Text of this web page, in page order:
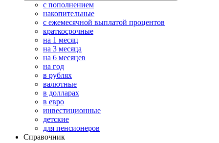
с пополнением
накопительные
с ежемесячной выплатой процентов
краткосрочные
на 1 месяц
на 3 месяца
на 6 месяцев
на год
в рублях
валютные
в долларах
в евро
инвестиционные
детские
для пенсионеров
Справочник